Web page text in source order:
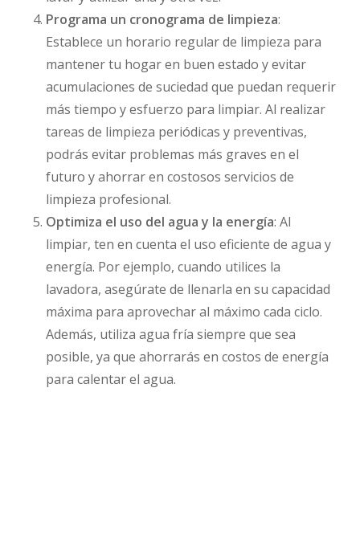
Programa un cronograma de limpieza:
Establece un horario regular de limpieza para
mantener tu hogar en buen estado y evitar
acumulaciones de suciedad que puedan requerir
más tiempo y esfuerzo para limpiar. Al realizar
tareas de limpieza periódicas y preventivas,
podrás evitar problemas más graves en el
futuro y ahorrar en costosos servicios de
limpieza profesional.
Optimiza el uso del agua y la energía: Al
limpiar, ten en cuenta el uso eficiente de agua y
energía. Por ejemplo, cuando utilices la
lavadora, asegúrate de llenarla en su capacidad
máxima para aprovechar al máximo cada ciclo.
Además, utiliza agua fría siempre que sea
posible, ya que ahorrarás en costos de energía
para calentar el agua.